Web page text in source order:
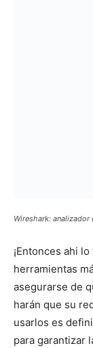
Wireshark: analizador
¡Entonces ahi
herramientas
asegurarse de
harán que su
usarlos es
para garantizar